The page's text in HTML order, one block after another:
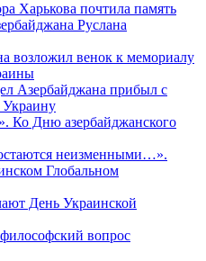
Харькова почтила память
Руслана
возложил венок к мемориалу
Азербайджана прибыл с
Ко Дню азербайджанского
неизменными…».
Глобальном
День Украинской
вопрос